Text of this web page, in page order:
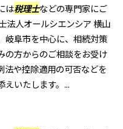
は税理士などの専門家にご
法人オールシエンシア 横山
岐阜市を中心に、相続対策
の方からのご相談をお受け
法や控除適用の可否などを
えいたします。...